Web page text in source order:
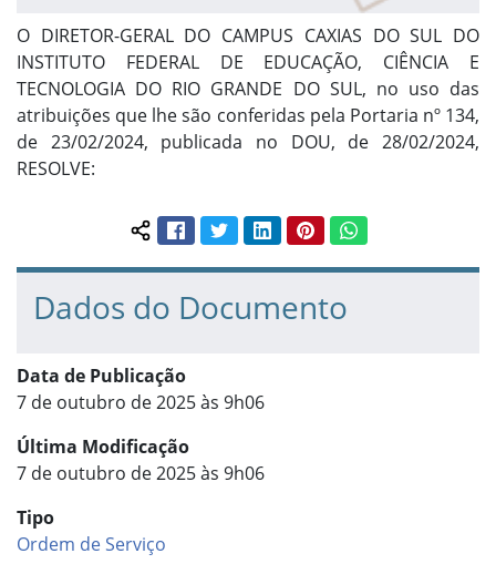
O DIRETOR-GERAL DO CAMPUS CAXIAS DO SUL DO
INSTITUTO FEDERAL DE EDUCAÇÃO, CIÊNCIA E
TECNOLOGIA DO RIO GRANDE DO SUL, no uso das
atribuições que lhe são conferidas pela Portaria nº 134,
de 23/02/2024, publicada no DOU, de 28/02/2024,
RESOLVE:
Compartilhar conteúdo:
FacebookTwitterLinkedInPinterestWhatsApp
Dados do Documento
Data de Publicação
7 de outubro de 2025 às 9h06
Última Modificação
7 de outubro de 2025 às 9h06
Tipo
Ordem de Serviço